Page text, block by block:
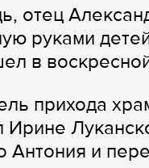
отец
руками
в
прихода
Антония и